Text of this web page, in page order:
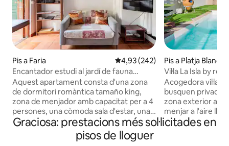
Pis a Faria 4,93 de puntuació mitjana d'un
4,93 (242)
Encantador estudi al jardí de fauna
salvatge
Aquest apartament consta d'una zona
de dormitori romàntica tamaño king,
zona de menjador amb capacitat per a 4
persones, una còmoda sala d'estar, una
cuina petita i ben equipada, un bany
ampli, molt espai per a armaris, internet i
televisió. La zona d'estar s'obre al seu
Pis a Platja Blanca
Vil·la La Isla by
Acogedora vil·la
busquen
zona exterior
menjar a l'aire
relaxant per llegir
Graciosa: prestacions més sol·licitades en
pisos de lloguer